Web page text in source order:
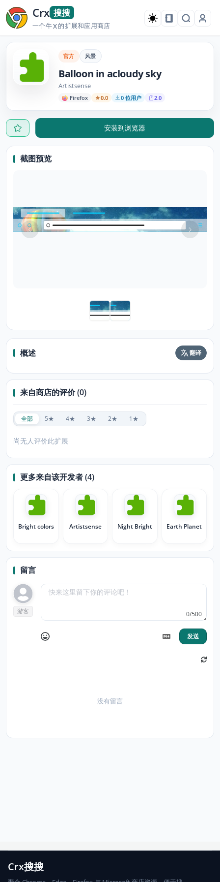
Crx 搜搜
一个牛X的扩展和应用商店
官方 风景
Balloon in acloudy sky
Artistsense
Firefox 0.0 0 位用户 2.0
安装到浏览器
截图预览
概述 翻译
来自商店的评价 (0)
全部 5★ 4★ 3★ 2★ 1★
尚无人评价此扩展
更多来自该开发者 (4)
Bright colors Artistsense Night Bright Earth Planet
留言
游客 0/500
发送
没有留言
Crx搜搜